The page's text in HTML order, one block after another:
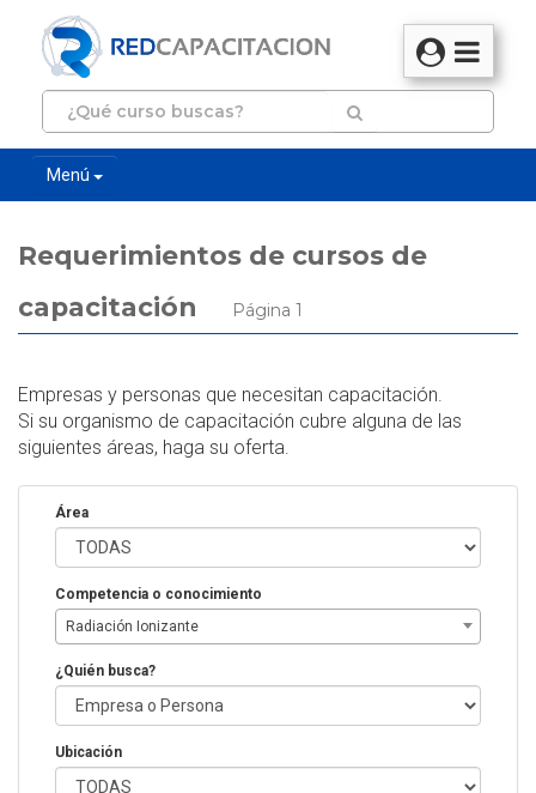
Menú
Requerimientos de cursos de
capacitación
Página 1
Empresas y personas que necesitan capacitación.
Si su organismo de capacitación cubre alguna de las
siguientes áreas, haga su oferta.
Área
Competencia o conocimiento
Radiación Ionizante
¿Quién busca?
Ubicación